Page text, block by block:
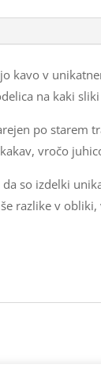
kavo v
na kaki
po starem
vročo
da so izdelki
razlike v